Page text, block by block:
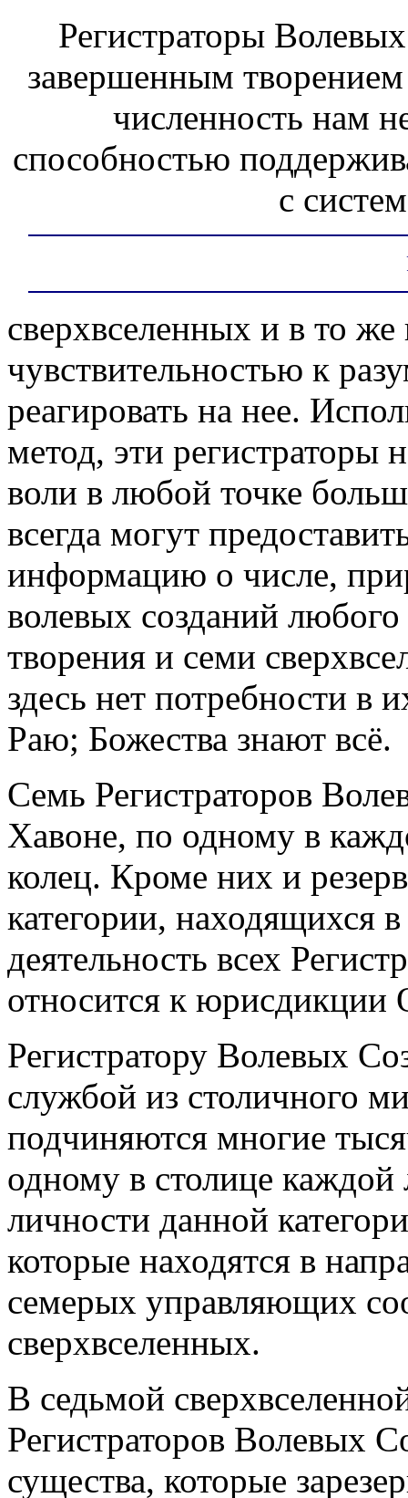
Регистраторы
завершенным
численность нам
способностью
с
сверхвселенных и в то
чувствительностью к
реагировать на нее.
метод, эти регистраторы
воли в любой точке
всегда могут
информацию о числе,
волевых созданий
творения и семи
здесь нет потребности в
Раю; Божества знают всё.
Семь Регистраторов
Хавоне, по одному в
колец. Кроме них и
категории, находящихся
деятельность всех
относится к юрисдикции
Регистратору Волевых
службой из столичного
подчиняются многие
одному в столице каждой
личности данной
которые находятся в
семерых управляющих
сверхвселенных.
В седьмой
Регистраторов Волевых
существа, которые